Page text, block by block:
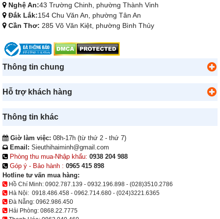
Nghệ An:43 Trường Chinh, phường Thành Vinh
Đắk Lắk:154 Chu Văn An, phường Tân An
Cần Thơ: 285 Võ Văn Kiệt, phường Bình Thủy
Thông tin chung
Hỗ trợ khách hàng
Thông tin khác
Giờ làm việc: 08h-17h (từ thứ 2 - thứ 7)
Email: Sieuthihaiminh@gmail.com
Phòng thu mua-Nhập khẩu: 0938 204 988
Góp ý - Bảo hành : 0965 415 898
Hotline tư vấn mua hàng:
Hồ Chí Minh: 0902.787.139 - 0932.196.898 - (028)3510.2786
Hà Nội: 0918.486.458 - 0962.714.680 - (024)3221.6365
Đà Nẵng: 0962.986.450
Hải Phòng: 0868.22.7775